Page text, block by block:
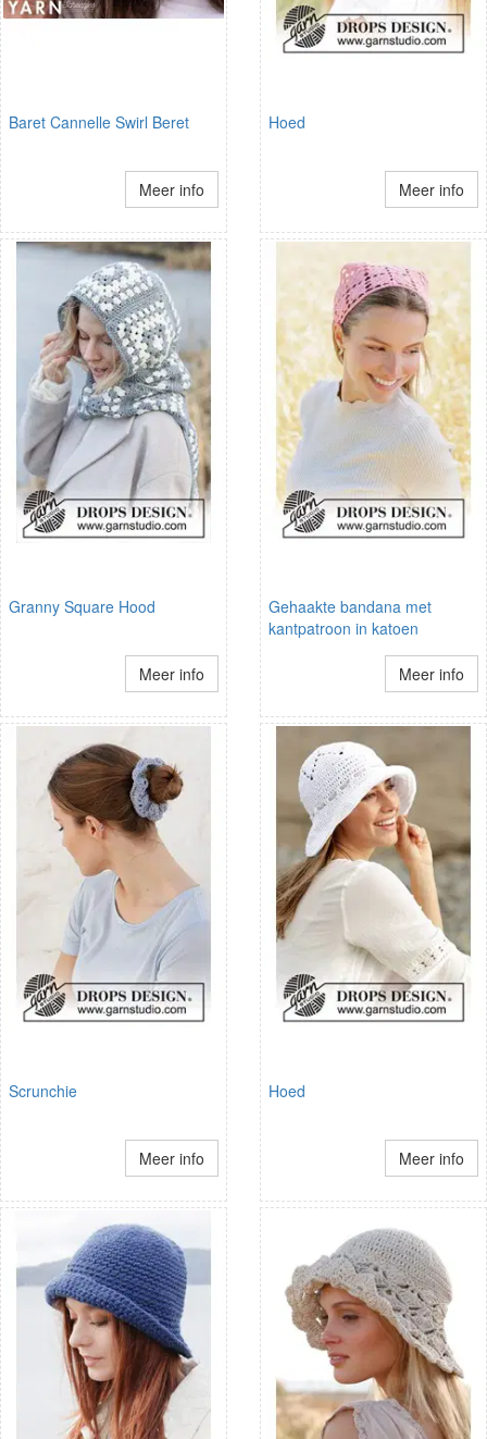
Baret Cannelle Swirl Beret
Meer info
Hoed
Meer info
Granny Square Hood
Meer info
Gehaakte bandana met
kantpatroon in katoen
Meer info
Scrunchie
Meer info
Hoed
Meer info